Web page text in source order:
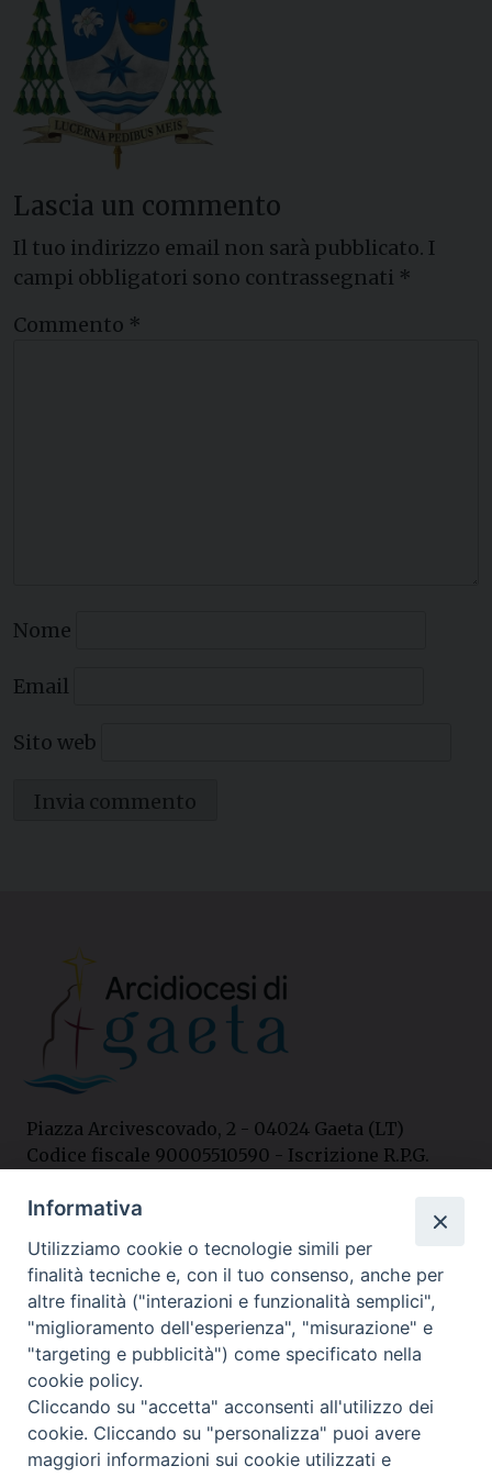
Lascia un commento
Il tuo indirizzo email non sarà pubblicato. I
campi obbligatori sono contrassegnati *
Commento *
Nome
Email
Sito web
Piazza Arcivescovado, 2 - 04024 Gaeta (LT)
Codice fiscale 90005510590 - Iscrizione R.P.G.
Contatti
Curia
Tel. 0771.740341
Palazzo De Vio
Tel. 0771.464088
Informativa
Utilizziamo cookie o tecnologie simili per
finalità tecniche e, con il tuo consenso, anche per
altre finalità ("interazioni e funzionalità semplici",
"miglioramento dell'esperienza", "misurazione" e
"targeting e pubblicità") come specificato nella
cookie policy.
Cliccando su "accetta" acconsenti all'utilizzo dei
cookie. Cliccando su "personalizza" puoi avere
maggiori informazioni sui cookie utilizzati e